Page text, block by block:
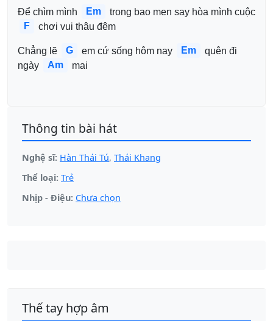
Để chìm mình Em
F
chơi vui thâu đêm
Chẳng lẽ G em cứ sống hôm nay Em
quên đi
ngày
Am mai
Thông tin bài hát
Nghệ sĩ: Hàn Thái Tú, Thái Khang
Thể loại: Trẻ
Nhịp - Điệu: Chưa chọn
Thế tay hợp âm